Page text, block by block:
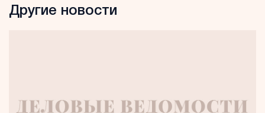
Другие новости